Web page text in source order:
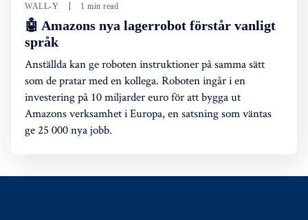
WALL-Y 1 min read
🤖 Amazons nya lagerrobot förstår vanligt
språk
Anställda kan ge roboten instruktioner på samma sätt
som de pratar med en kollega. Roboten ingår i en
investering på 10 miljarder euro för att bygga ut
Amazons verksamhet i Europa, en satsning som väntas
ge 25 000 nya jobb.